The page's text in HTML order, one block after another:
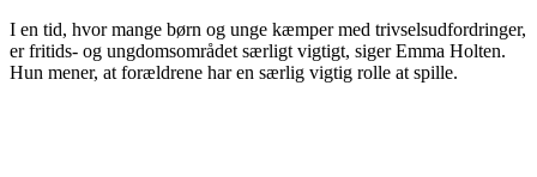
I en tid, hvor mange børn og unge kæmper med trivselsudfordringer,
er fritids- og ungdomsområdet særligt vigtigt, siger Emma Holten.
Hun mener, at forældrene har en særlig vigtig rolle at spille.